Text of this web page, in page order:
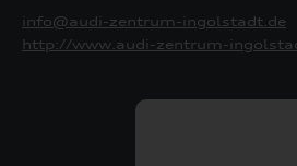
info@audi-zentrum-ingolstadt.de
http://www.audi-zentrum-